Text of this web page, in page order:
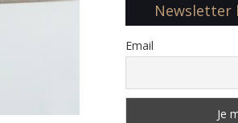
Newsletter
Email